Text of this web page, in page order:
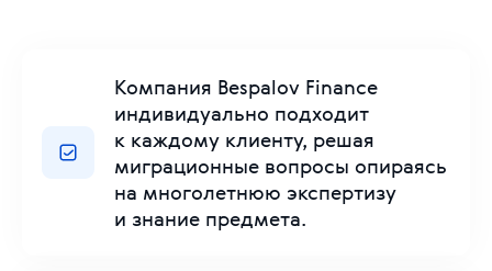
Компания Bespalov Finance
индивидуально подходит
к каждому клиенту, решая
миграционные вопросы опираясь
на многолетнюю экспертизу
и знание предмета.